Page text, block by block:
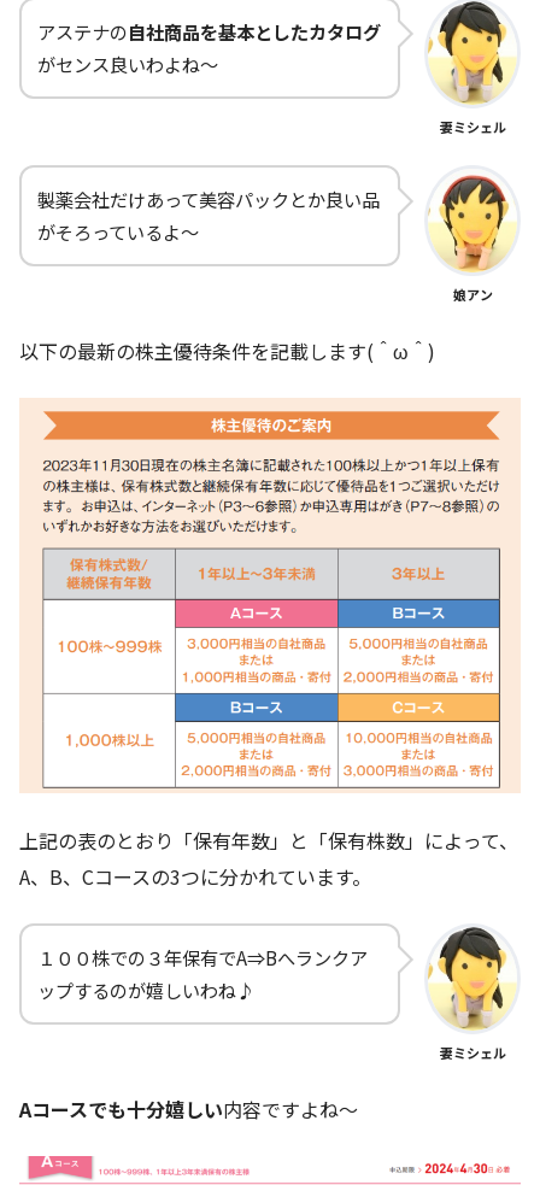
アステナの自社商品を基本としたカタログ
がセンス良いわよね～
妻ミシェル
製薬会社だけあって美容パックとか良い品
がそろっているよ～
娘アン
以下の最新の株主優待条件を記載します(＾ω＾)
上記の表のとおり「保有年数」と「保有株数」によって、
A、B、Cコースの3つに分かれています。
１００株での３年保有でA⇒Bへランクア
ップするのが嬉しいわね♪
妻ミシェル
Aコースでも十分嬉しい内容ですよね～